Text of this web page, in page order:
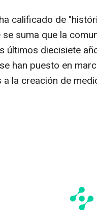
calificado de
suma que la
últimos diecisiete
han puesto en
a la creación de